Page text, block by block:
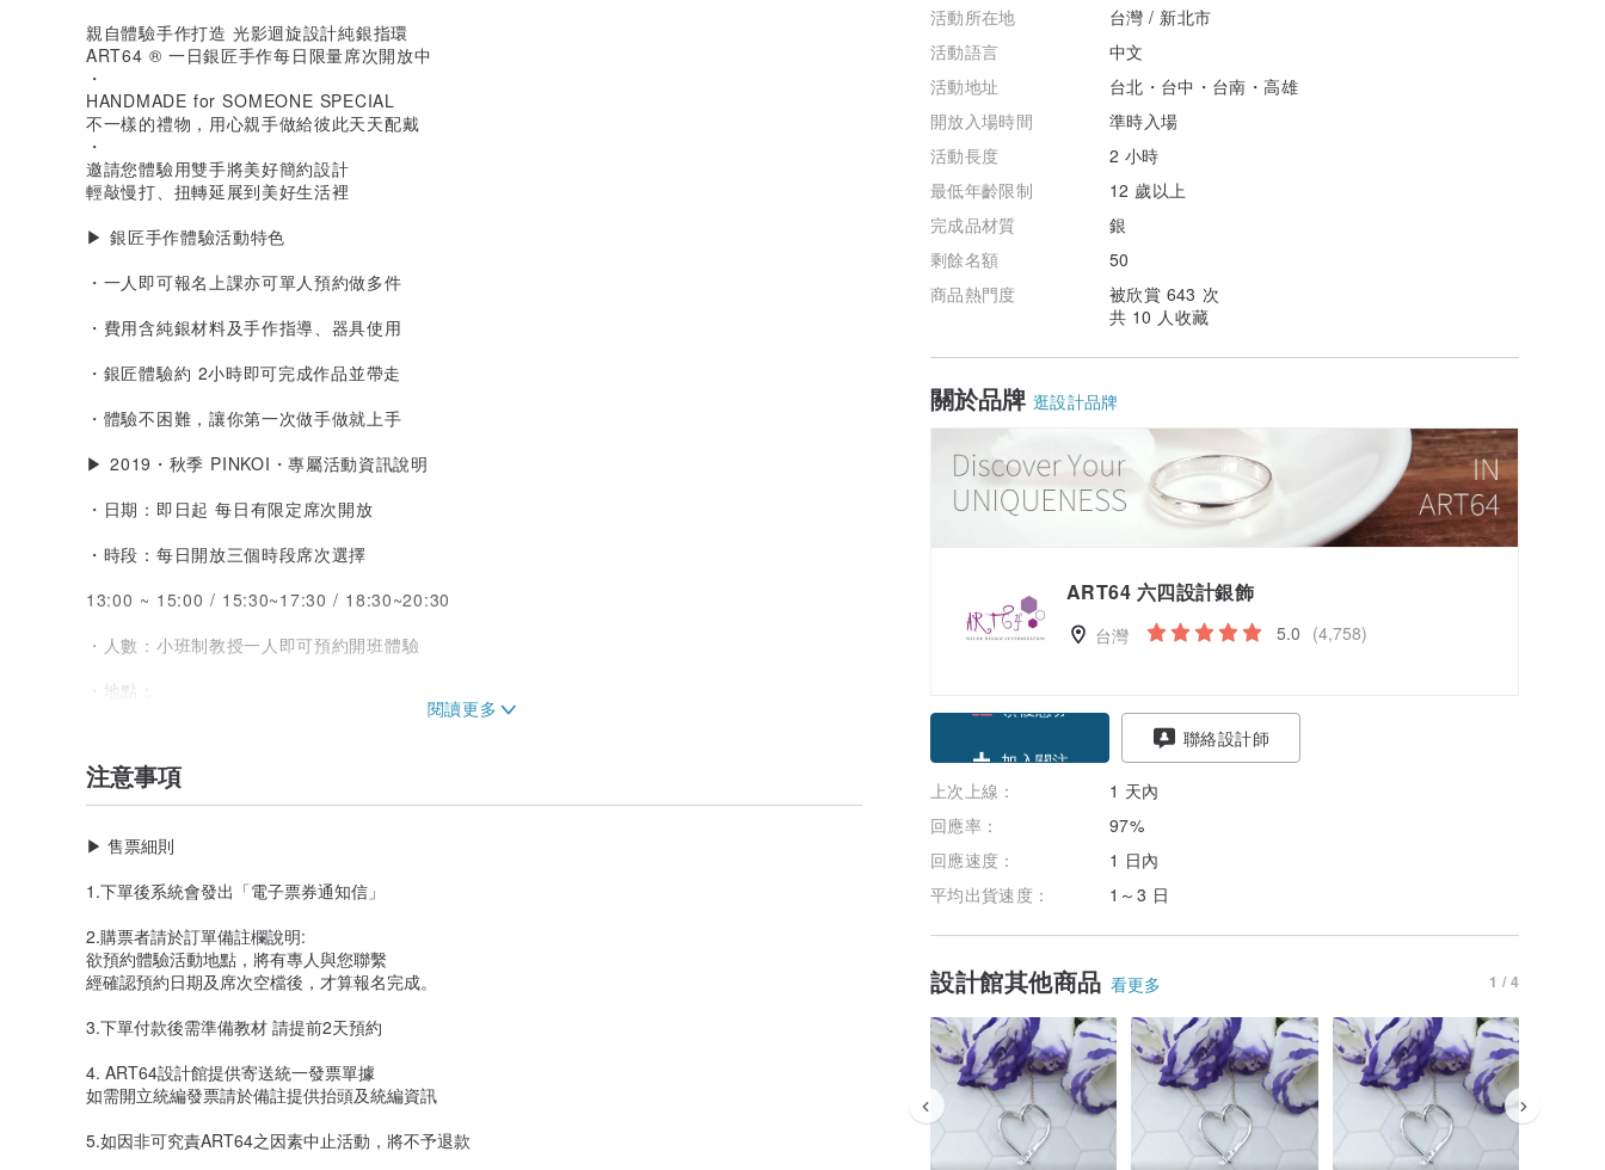
活動所在地
台灣 / 新北市
活動語言
中文
活動地址
台北・台中・台南・高雄
開放入場時間
準時入場
活動長度
2 小時
最低年齡限制
12 歲以上
完成品材質
銀
剩餘名額
50
商品熱門度
被欣賞 643 次
共 10 人收藏
關於品牌 逛設計品牌
ART64 六四設計銀飾
台灣 5.0 (4,758)
加入關注
聯絡設計師
上次上線：
1 天內
回應率：
97%
回應速度：
1 日內
平均出貨速度：
1～3 日
設計館其他商品 看更多 1 / 4
親自體驗手作打造 光影迴旋設計純銀指環
ART64 ® 一日銀匠手作每日限量席次開放中
・
HANDMADE for SOMEONE SPECIAL
不一樣的禮物，用心親手做給彼此天天配戴
・
邀請您體驗用雙手將美好簡約設計
輕敲慢打、扭轉延展到美好生活裡
▶ 銀匠手作體驗活動特色
・一人即可報名上課亦可單人預約做多件
・費用含純銀材料及手作指導、器具使用
・銀匠體驗約 2小時即可完成作品並帶走
・體驗不困難，讓你第一次做手做就上手
▶ 2019・秋季 PINKOI・專屬活動資訊說明
・日期：即日起 每日有限定席次開放
・時段：每日開放三個時段席次選擇
13:00 ~ 15:00 / 15:30~17:30 / 18:30~20:30
・人數：小班制教授一人即可預約開班體驗
・地點：
交通：捷運搭乘至「頂溪站」 步行約 8~10 分鐘
台中市復興路四段186號2F 大魯閣新時代商場2F
** 台南小西門手作體驗空間
** 高雄統一時代手作體驗空間
高雄市中華五路789號4F 統一時代百貨高雄店4F
** 高雄大遠百手作體驗空間
▶ 注意事項
・請提前2日前購票並完成預約。
注意事項
▶ 售票細則
1.下單後系統會發出「電子票券通知信」
2.購票者請於訂單備註欄說明:
欲預約體驗活動地點，將有專人與您聯繫
經確認預約日期及席次空檔後，才算報名完成。
3.下單付款後需準備教材 請提前2天預約
4. ART64設計館提供寄送統一發票單據
如需開立統編發票請於備註提供抬頭及統編資訊
5.如因非可究責ART64之因素中止活動，將不予退款